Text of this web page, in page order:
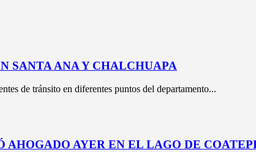
SANTA ANA Y CHALCHUAPA
de tránsito en diferentes puntos del departamento...
AHOGADO AYER EN EL LAGO DE